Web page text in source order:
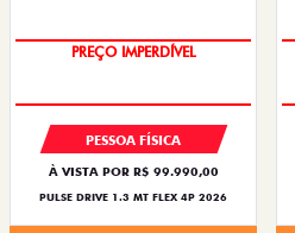
OPORTUNIDADE
PESSOA FÍSICA
À VISTA POR R$ 99.990,00
PULSE DRIVE 1.3 MT FLEX 4P 2026